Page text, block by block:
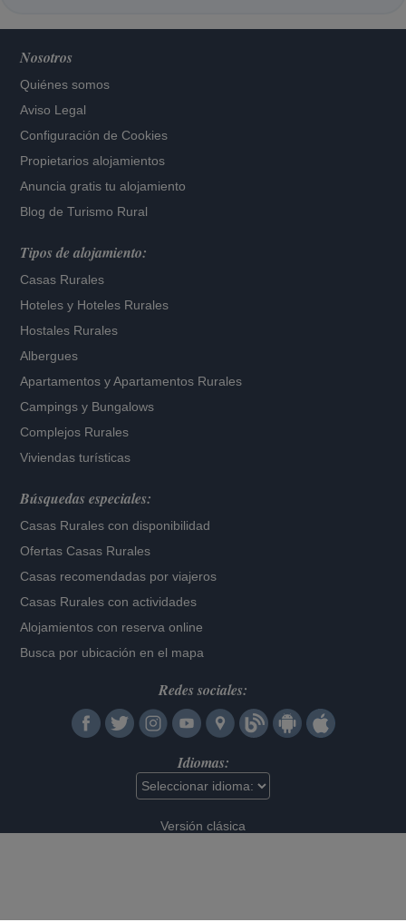
Nosotros
Quiénes somos
Aviso Legal
Configuración de Cookies
Propietarios alojamientos
Anuncia gratis tu alojamiento
Blog de Turismo Rural
Tipos de alojamiento:
Casas Rurales
Hoteles y Hoteles Rurales
Hostales Rurales
Albergues
Apartamentos yApartamentos Rurales
Campings y Bungalows
Complejos Rurales
Viviendas turísticas
Búsquedas especiales:
Casas Rurales con disponibilidad
Ofertas Casas Rurales
Casas recomendadas por viajeros
Casas Rurales con actividades
Alojamientos con reserva online
Busca por ubicación en el mapa
Redes sociales:
Idiomas:
Versión clásica